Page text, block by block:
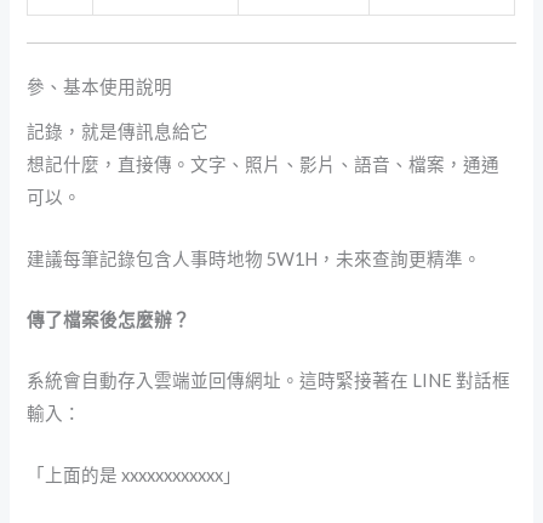
參、基本使用說明
記錄，就是傳訊息給它
想記什麼，直接傳。文字、照片、影片、語音、檔案，通通
可以。
建議每筆記錄包含人事時地物 5W1H，未來查詢更精準。
傳了檔案後怎麼辦？
系統會自動存入雲端並回傳網址。這時緊接著在 LINE 對話框
輸入：
「上面的是 xxxxxxxxxxxx」